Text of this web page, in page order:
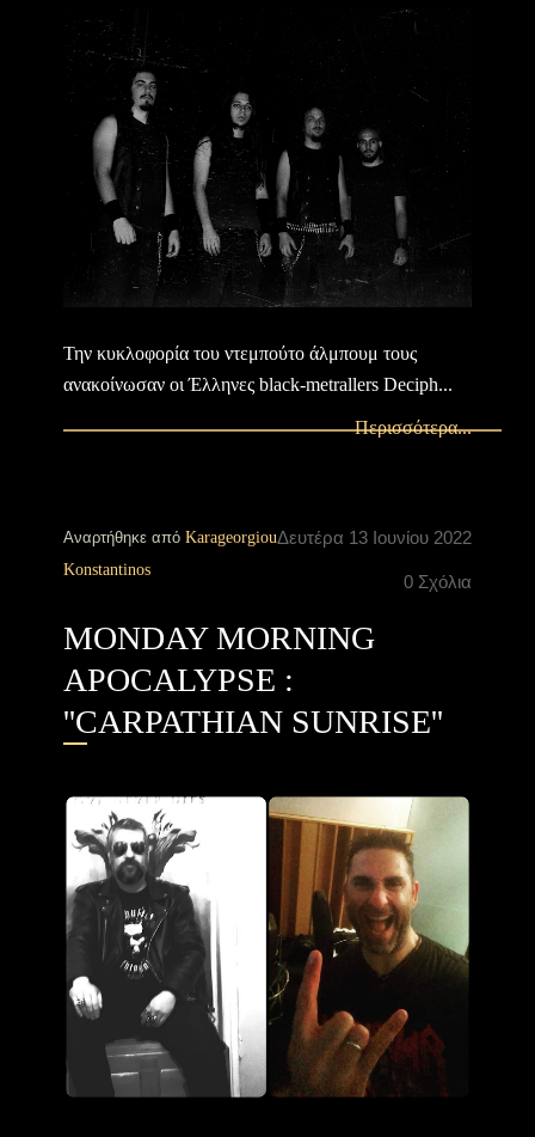
Την κυκλοφορία του ντεμπούτο άλμπουμ τους
ανακοίνωσαν οι Έλληνες black-metrallers Deciph...
Περισσότερα...
Δευτέρα 13 Ιουνίου 2022
0 Σχόλια
Αναρτήθηκε από Karageorgiou
Konstantinos
MONDAY MORNING
APOCALYPSE :
''CARPATHIAN SUNRISE''